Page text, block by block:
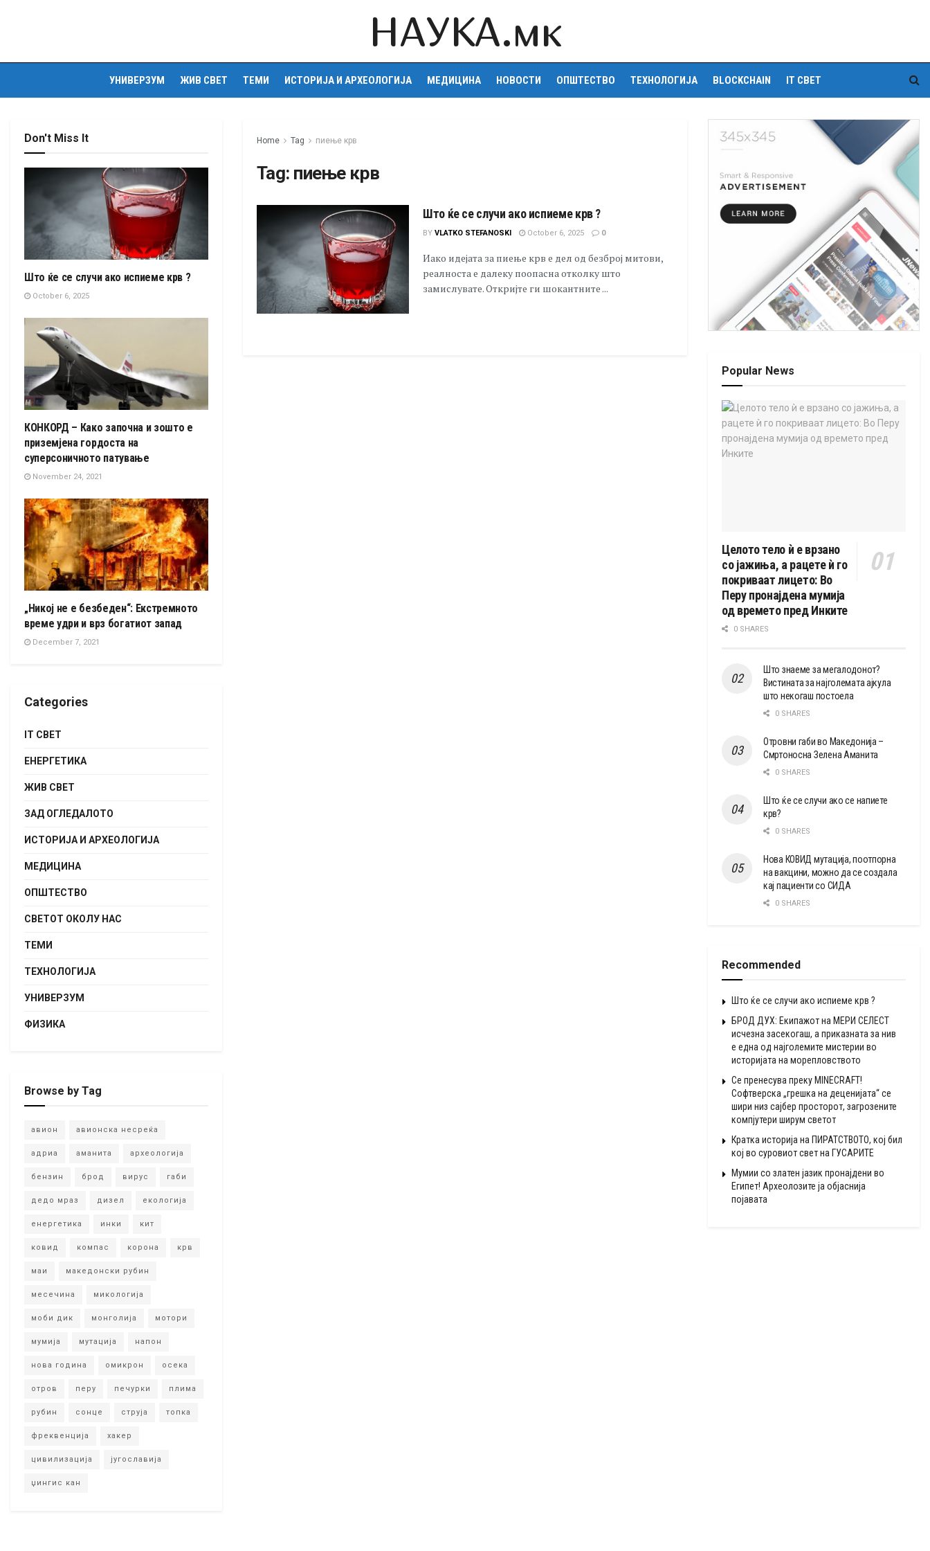
НАУКА.мк
УНИВЕРЗУМ ЖИВ СВЕТ ТЕМИ ИСТОРИЈА И АРХЕОЛОГИЈА МЕДИЦИНА НОВОСТИ ОПШТЕСТВО ТЕХНОЛОГИЈА BLOCKCHAIN IT СВЕТ
Home Tag пиење крв
Tag: пиење крв
Што ќе се случи ако испиеме крв ?
BY VLATKO STEFANOSKI October 6, 2025 0
Иако идејата за пиење крв е дел од безброј митови,
реалноста е далеку поопасна отколку што
замислувате. Откријте ги шокантните ...
Don't Miss It
Што ќе се случи ако испиеме крв ?
October 6, 2025
КОНКОРД – Како започна и зошто е
приземјенa гордоста на
суперсоничното патување
November 24, 2021
„Никој не е безбеден“: Екстремното
време удри и врз богатиот запад
December 7, 2021
Categories
IT СВЕТ
ЕНЕРГЕТИКА
ЖИВ СВЕТ
ЗАД ОГЛЕДАЛОТО
ИСТОРИЈА И АРХЕОЛОГИЈА
МЕДИЦИНА
ОПШТЕСТВО
СВЕТОТ ОКОЛУ НАС
ТЕМИ
ТЕХНОЛОГИЈА
УНИВЕРЗУМ
ФИЗИКА
Browse by Tag
авион авионска несреќа
адриа аманита археологија
бензин брод вирус габи
дедо мраз дизел екологија
енергетика инки кит
ковид компас корона крв
маи македонски рубин
месечина микологија
моби дик монголија мотори
мумија мутација напон
нова година омикрон осека
отров перу печурки плима
рубин сонце струја топка
фреквенција хакер
цивилизација југославија
џингис кан
Popular News
Целото тело ѝ е врзано
со јажиња, а рацете ѝ го
покриваат лицето: Во
Перу пронајдена мумија
од времето пред Инките
0 SHARES
Што знаеме за мегалодонот?
Вистината за најголемата ајкула
што некогаш постоела
0 SHARES
Отровни габи во Македонија –
Смртоносна Зелена Аманита
0 SHARES
Што ќе се случи ако се напиете
крв?
0 SHARES
Нова КОВИД мутација, поотпорна
на вакцини, можно да се создала
кај пациенти со СИДА
0 SHARES
Recommended
Што ќе се случи ако испиеме крв ?
БРОД ДУХ: Екипажот на МЕРИ СЕЛЕСТ
исчезна засекогаш, а приказната за нив
е една од најголемите мистерии во
историјата на морепловството
Се пренесува преку MINECRAFT!
Софтверска „грешка на деценијата“ се
шири низ сајбер просторот, загрозените
компјутери ширум светот
Кратка историја на ПИРАТСТВОТО, кој бил
кој во суровиот свет на ГУСАРИТЕ
Мумии со златен јазик пронајдени во
Египет! Археолозите ја објаснија
појавата